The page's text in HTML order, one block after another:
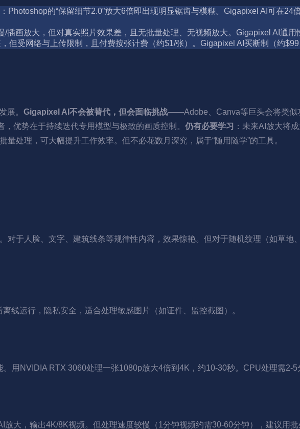
：Photoshop的“保留细节2.0”放大6倍即出现明显锯齿与模糊。Gigapixel AI可在
/插画放大，但对真实照片效果差，且无批量处理、无视频放大。Gigapixel AI通
，但受网络与上传限制，且付费按张计费（约$1/张）。Gigapixel AI买断制（约
展。 Gigapixel AI不会被替代，但会面临挑战——Adobe、Canva等巨头会将类似
优势在于持续迭代专用模型与极致的画质控制。 仍有必要学习 ：未来AI放大将
处理，可大幅提升工作效率。但不必花数月深究，属于“随用随学”的工具。
对于人脸、文字、建筑线条等规律性内容，效果惊艳。但对于随机纹理（如草
线运行，隐私安全，适合处理敏感图片（如证件、监控截图）。
用NVIDIA RTX 3060处理一张1080p放大4倍到4K，约10-30秒。CPU处理需2-
大，输出4K/8K视频。但处理速度较慢（1分钟视频约需30-60分钟），建议用